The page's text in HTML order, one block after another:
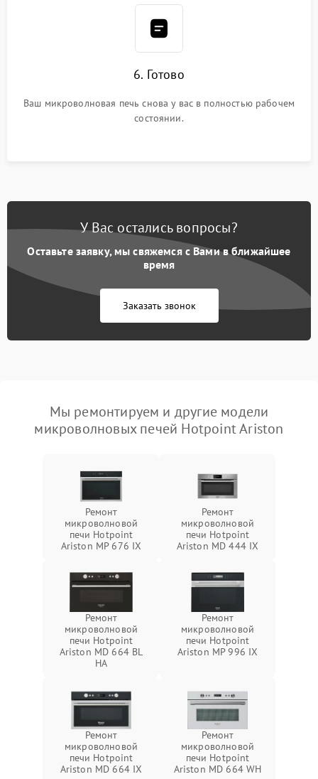
6. Готово
Ваш микроволновая печь снова у вас в полностью рабочем
состоянии.
У Вас остались вопросы?
Оставьте заявку, мы свяжемся с Вами в ближайшее
время
Заказать звонок
Мы ремонтируем и другие модели
микроволновых печей Hotpoint Ariston
Ремонт
микроволновой
печи Hotpoint
Ariston MP 676 IX
Ремонт
микроволновой
печи Hotpoint
Ariston MD 444 IX
Ремонт
микроволновой
печи Hotpoint
Ariston MD 664 BL
HA
Ремонт
микроволновой
печи Hotpoint
Ariston MP 996 IX
Ремонт
микроволновой
печи Hotpoint
Ariston MD 664 IX
Ремонт
микроволновой
печи Hotpoint
Ariston MD 664 WH